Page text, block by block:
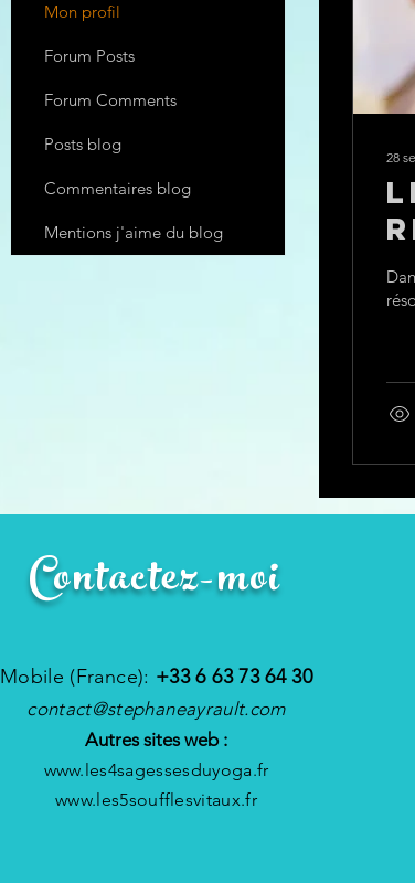
28
Mon profil
Forum Posts
Forum Comments
Posts blog
Commentaires blog
Mentions j'aime du blog
Contactez-moi
Mobile (France): +33 6 63 73 64 30
contact@stephaneayrault.com
Autres sites web :
www.les4sagessesduyoga.fr
www.les5soufflesvitaux.fr